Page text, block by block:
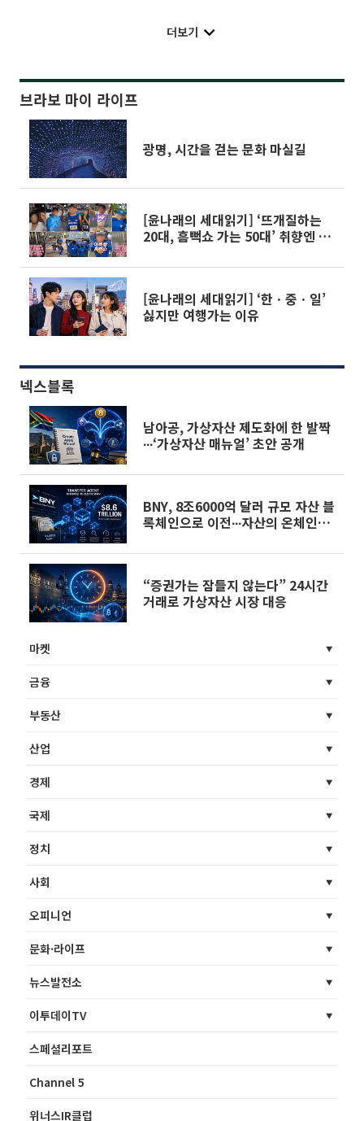
더보기
브라보 마이 라이프
광명, 시간을 걷는 문화 마실길
[윤나래의 세대읽기] ‘뜨개질하는
20대, 흠뻑쇼 가는 50대’ 취향엔 나
[윤나래의 세대읽기] ‘한ㆍ중ㆍ일’
싫지만 여행가는 이유
넥스블록
남아공, 가상자산 제도화에 한 발짝
∙∙∙‘가상자산 매뉴얼’ 초안 공개
BNY, 8조6000억 달러 규모 자산 블
록체인으로 이전∙∙∙자산의 온체인화
“증권가는 잠들지 않는다” 24시간
거래로 가상자산 시장 대응
마켓
금융
부동산
산업
경제
국제
정치
사회
오피니언
문화·라이프
뉴스발전소
이투데이TV
스페셜리포트
Channel 5
위너스IR클럽